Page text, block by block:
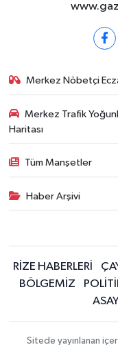
Merkez Nöbetçi
Merkez Trafik
Haritası
Tüm Manşetler
Haber Arşivi
RİZE HABERLERİ
BÖLGEMİZ
Sitede yayınlanan